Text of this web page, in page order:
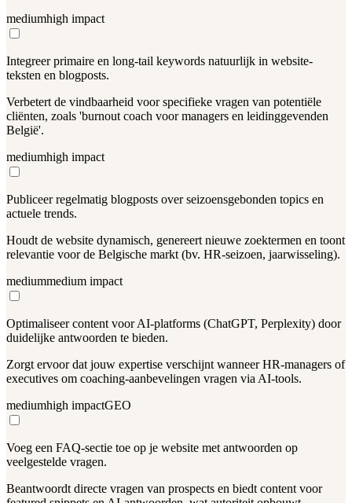
mediumhigh impact
Integreer primaire en long-tail keywords natuurlijk in website-
teksten en blogposts.
Verbetert de vindbaarheid voor specifieke vragen van potentiële
cliënten, zoals 'burnout coach voor managers en leidinggevenden
België'.
mediumhigh impact
Publiceer regelmatig blogposts over seizoensgebonden topics en
actuele trends.
Houdt de website dynamisch, genereert nieuwe zoektermen en toont
relevantie voor de Belgische markt (bv. HR-seizoen, jaarwisseling).
mediummedium impact
Optimaliseer content voor AI-platforms (ChatGPT, Perplexity) door
duidelijke antwoorden te bieden.
Zorgt ervoor dat jouw expertise verschijnt wanneer HR-managers of
executives om coaching-aanbevelingen vragen via AI-tools.
mediumhigh impactGEO
Voeg een FAQ-sectie toe op je website met antwoorden op
veelgestelde vragen.
Beantwoordt directe vragen van prospects en biedt content voor